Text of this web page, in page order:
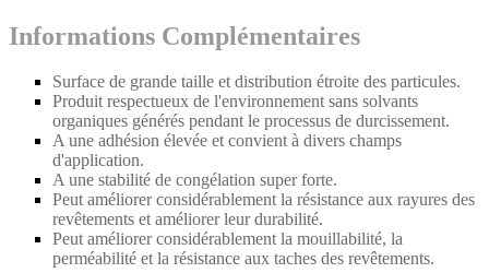
Informations Complémentaires
Surface de grande taille et distribution étroite des particules.
Produit respectueux de l'environnement sans solvants
organiques générés pendant le processus de durcissement.
A une adhésion élevée et convient à divers champs
d'application.
A une stabilité de congélation super forte.
Peut améliorer considérablement la résistance aux rayures des
revêtements et améliorer leur durabilité.
Peut améliorer considérablement la mouillabilité, la
perméabilité et la résistance aux taches des revêtements.